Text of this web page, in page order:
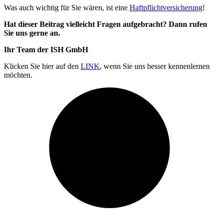
Was auch wichtig für Sie wären, ist eine Haftpflichtversicherung!
Hat dieser Beitrag vielleicht Fragen aufgebracht? Dann rufen
Sie uns gerne an.
Ihr Team der ISH GmbH
Klicken Sie hier auf den LINK, wenn Sie uns besser kennenlernen
möchten.